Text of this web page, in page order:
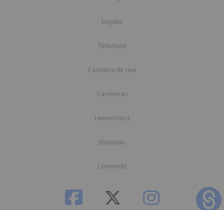
Empleo
Televisión
Cartelera de cine
Carreteras
Hemeroteca
Etiquetas
Contenido